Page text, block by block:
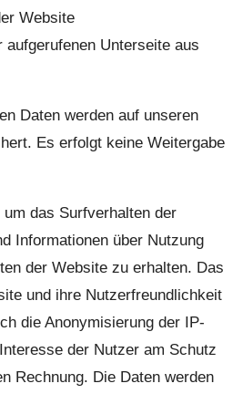
Website
Unterseite aus
Daten werden auf unseren
Es erfolgt keine Weitergabe
das Surfverhalten der
Informationen über Nutzung
der Website zu erhalten. Das
und ihre Nutzerfreundlichkeit
die Anonymisierung der IP-
der Nutzer am Schutz
Rechnung. Die Daten werden